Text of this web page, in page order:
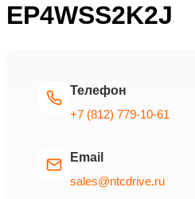
EP4WSS2K2J
Телефон
+7 (812) 779-10-61
Email
sales@ntcdrive.ru